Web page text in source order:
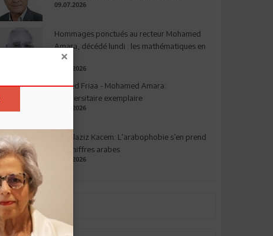
09.07.2026
Hommages ponctués au recteur Mohamed
Amara, décédé lundi : les mathématiques en
deuil
03.08.2026
Ahmed Friaa - Mohamed Amara:
l’Universitaire exemplaire
04.08.2026
Abdelaziz Kacem: L’arabophobie s’en prend
aux chiffres arabes
09.07.2026